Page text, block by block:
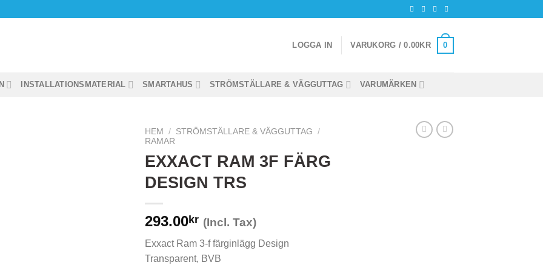
LOGGA IN VARUKORG /0.00KR 0
INSTALLATIONSMATERIAL SMARTAHUS STRÖMSTÄLLARE & VÄGGUTTAG VARUMÄRKEN
HEM / STRÖMSTÄLLARE & VÄGGUTTAG
/
RAMAR
EXXACT RAM 3F FÄRG
DESIGN TRS
293.00kr (Incl. Tax)
Exxact Ram 3-f färginlägg Design
Transparent, BVB